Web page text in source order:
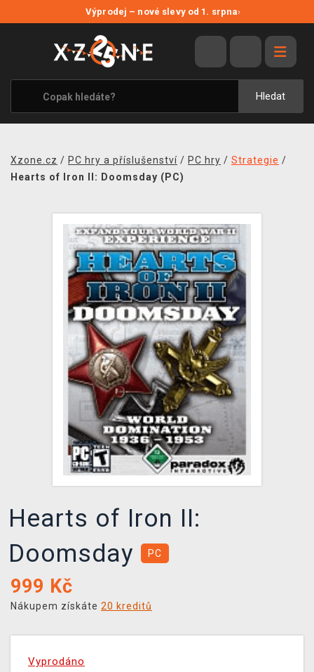
Výprodej – nové slevy od 1. srpna›
Hledat
VÝPRODEJ
VIDEOHRY
XZONE ORIGINALS
TÉMATIKY
MERCHANDISE
KONTAKT
PRODEJNY
XZONE KLUB
TCG & BOARDGAME HUB
VÝKUP HER (BAZAR)
Xzone.cz / PC hry a příslušenství / PC hry / Strategie /
Hearts of Iron II: Doomsday (PC)
Hearts of Iron II:
Doomsday
PC
999 Kč
Nákupem získáte 20 kreditů
Vyprodáno